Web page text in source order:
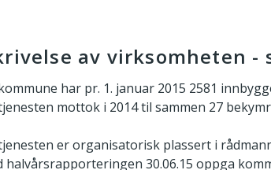
av virksomheten -
har pr. 1. januar 2015 2581
mottok i 2014 til sammen 27
er organisatorisk plassert i
halvårsrapporteringen 30.06.15 oppga